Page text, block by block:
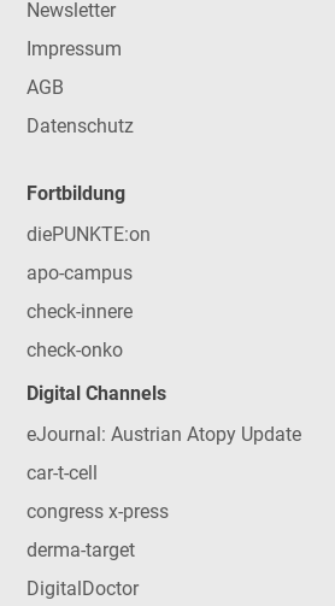
Newsletter
Impressum
AGB
Datenschutz
Fortbildung
diePUNKTE:on
apo-campus
check-innere
check-onko
Digital Channels
eJournal: Austrian Atopy Update
car-t-cell
congress x-press
derma-target
DigitalDoctor